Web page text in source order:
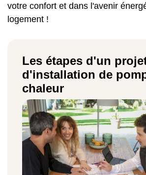
votre confort et dans l'avenir
logement !
Les étapes d'un
d'installation de
chaleur